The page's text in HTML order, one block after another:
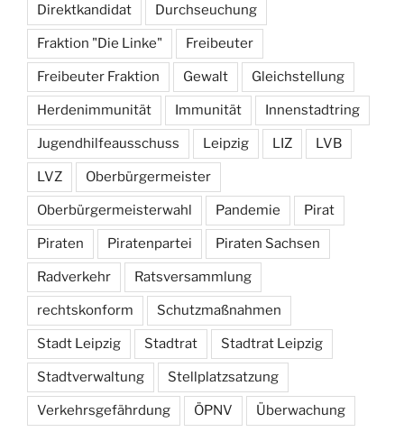
Direktkandidat Durchseuchung
Fraktion "Die Linke" Freibeuter
Freibeuter Fraktion Gewalt Gleichstellung
Herdenimmunität Immunität Innenstadtring
Jugendhilfeausschuss Leipzig LIZ LVB
LVZ Oberbürgermeister
Oberbürgermeisterwahl Pandemie Pirat
Piraten Piratenpartei Piraten Sachsen
Radverkehr Ratsversammlung
rechtskonform Schutzmaßnahmen
Stadt Leipzig Stadtrat Stadtrat Leipzig
Stadtverwaltung Stellplatzsatzung
Verkehrsgefährdung ÖPNV Überwachung